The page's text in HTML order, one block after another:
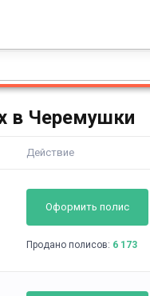
в Черемушки
Действие
Оформить полис
Продано полисов: 6 173